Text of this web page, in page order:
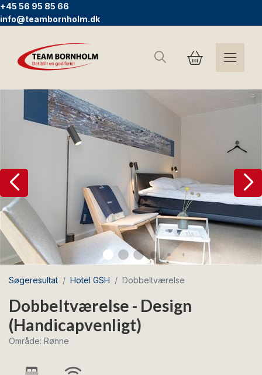
+45 56 95 85 66
info@teambornholm.dk
Søg
Søgeresultat Hotel GSH Dobbeltværelse
Dobbeltværelse - Design
(Handicapvenligt)
Område: Rønne